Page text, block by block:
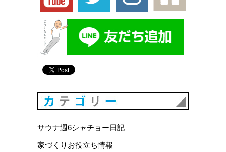
サウナ週6シャチョー日記
家づくりお役立ち情報